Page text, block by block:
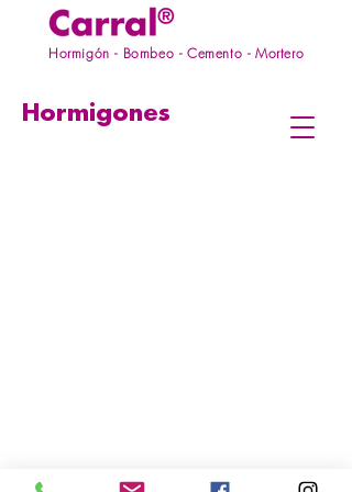
Hormigón - Bombeo - Cemento - Mortero
Hormigones